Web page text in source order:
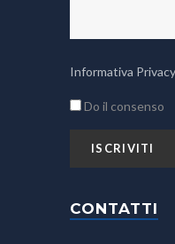
Informativa Privacy
Do il consenso
CONTATTI